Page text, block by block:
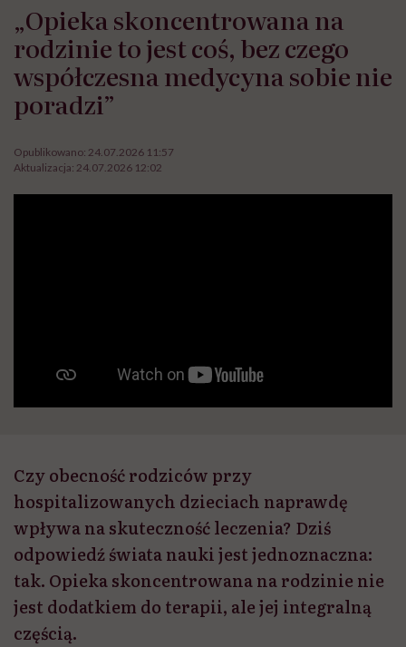
„Opieka skoncentrowana na
rodzinie to jest coś, bez czego
współczesna medycyna sobie nie
poradzi”
Opublikowano: 24.07.2026 11:57
Aktualizacja: 24.07.2026 12:02
Czy obecność rodziców przy
hospitalizowanych dzieciach naprawdę
wpływa na skuteczność leczenia? Dziś
odpowiedź świata nauki jest jednoznaczna:
tak. Opieka skoncentrowana na rodzinie nie
jest dodatkiem do terapii, ale jej integralną
częścią.